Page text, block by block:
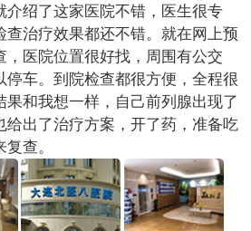
介绍了这家医院不错，医生很专
查治疗效果都还不错。就在网上预
，医院位置很好找，周围有公交
停车。到院检查都很方便，全程很
果和我想一样，自己前列腺出现了
给出了治疗方案，开了药，准备吃
查。